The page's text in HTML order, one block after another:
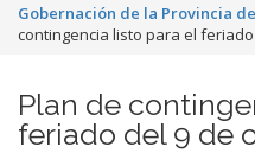
Gobernación de la Provincia
contingencia listo para el
Plan de
feriado del 9 de